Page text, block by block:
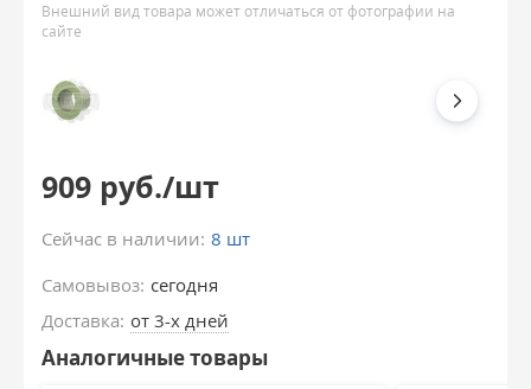
Внешний вид товара может отличаться от фотографии на
сайте
909 руб./шт
Сейчас в наличии: 8 шт
Самовывоз: сегодня
Доставка: от 3-х дней
Аналогичные товары